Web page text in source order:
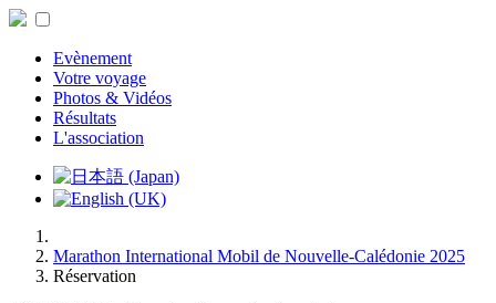
Evènement
Votre voyage
Photos & Vidéos
Résultats
L'association
Marathon International Mobil de Nouvelle-Calédonie 2025
Réservation